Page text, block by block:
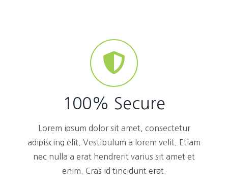
100% Secure
Lorem ipsum dolor sit amet, consectetur
adipiscing elit. Vestibulum a lorem velit. Etiam
nec nulla a erat hendrerit varius sit amet et
enim. Cras id tincidunt erat.